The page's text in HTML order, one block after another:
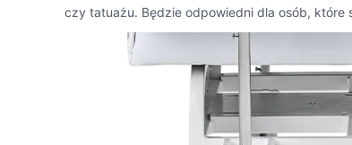
czy tatuażu. Będzie odpowiedni dla osób, które